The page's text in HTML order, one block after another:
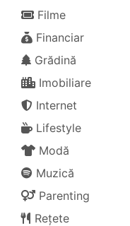
Filme
Financiar
Grădină
Imobiliare
Internet
Lifestyle
Modă
Muzică
Parenting
Rețete